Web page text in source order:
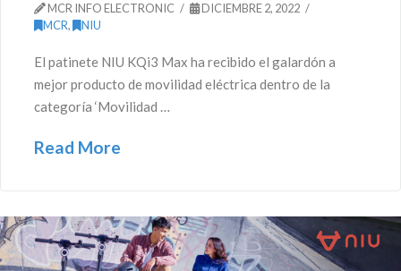
MCR INFO ELECTRONIC
DICIEMBRE 2, 2022
MCR, NIU
El patinete NIU KQi3 Max ha recibido el galardón a
mejor producto de movilidad eléctrica dentro de la
categoría ‘Movilidad …
Read More